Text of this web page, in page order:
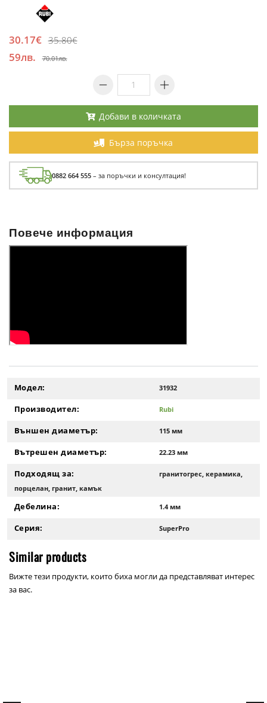
30.17€ 35.80€
59лв. 70.01лв.
Добави в количката
Бърза поръчка
0882 664 555 – за поръчки и консултация!
Повече информация
Модел: 31932
Производител: Rubi
Външен диаметър: 115 мм
Вътрешен диаметър: 22.23 мм
Подходящ за:
гранитогрес, керамика,
порцелан, гранит, камък
Дебелина: 1.4 мм
Серия: SuperPro
Similar products
Вижте тези продукти, които биха могли да представляват интерес
за вас.